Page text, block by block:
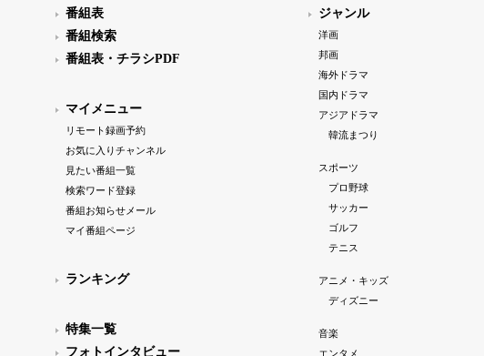
番組表
番組検索
番組表・チラシPDF
マイメニュー
リモート録画予約
お気に入りチャンネル
見たい番組一覧
検索ワード登録
番組お知らせメール
マイ番組ページ
ランキング
特集一覧
フォトインタビュー
ジャンル
洋画
邦画
海外ドラマ
国内ドラマ
アジアドラマ
韓流まつり
スポーツ
プロ野球
サッカー
ゴルフ
テニス
アニメ・キッズ
ディズニー
音楽
エンタメ